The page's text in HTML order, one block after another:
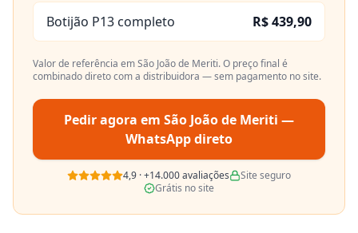
Botijão P13 completo R$ 439,90
Valor de referência emSão João de Meriti. O preço final é
combinado direto com a distribuidora — sem pagamento no site.
Pedir agora em São João de Meriti —
WhatsApp direto
4,9 ·+14.000avaliações
Site seguro
Grátis no site